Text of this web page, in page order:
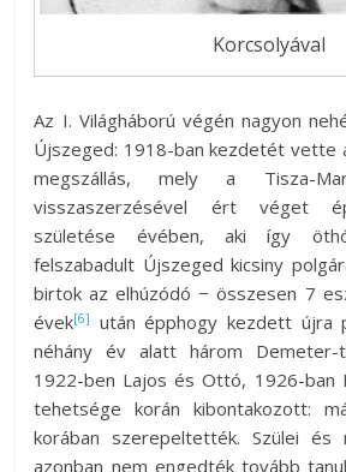
Korcsolyával
Az I. Világháború végén nagyon
Újszeged: 1918-ban kezdetét vette
megszállás, mely a Tisza-
visszaszerzésével ért véget
születése évében, aki így
felszabadult Újszeged kicsiny
birtok az elhúzódó − összesen 7
évek[6]
után épphogy kezdett újra
néhány év alatt három
1922-ben Lajos és Ottó, 1926-ban
tehetsége korán kibontakozott:
korában szerepeltették. Szülei és
azonban nem engedték tovább